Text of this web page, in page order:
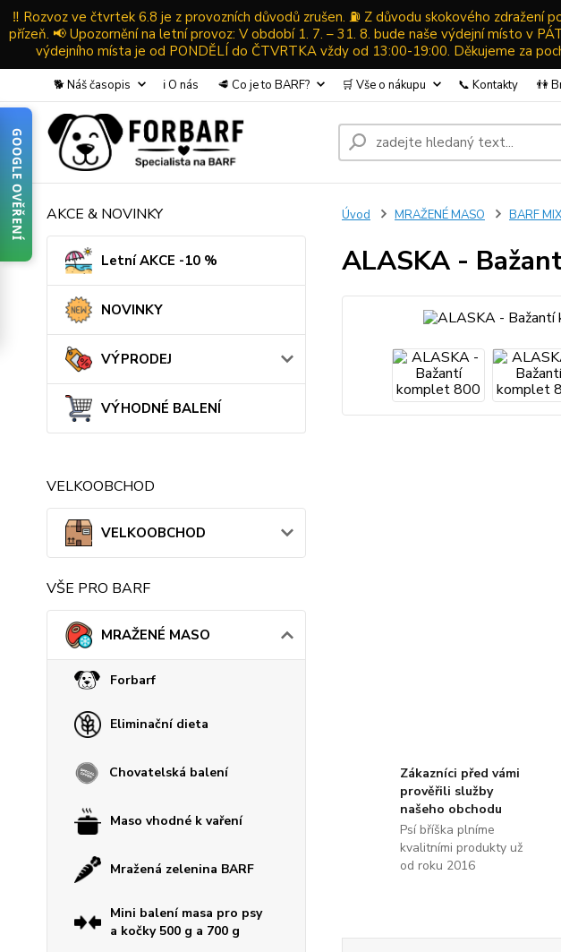
‼️ Rozvoz ve čtvrtek 6.8 je z provozních důvodů zrušen. ⛽ Z důvodu skokového zdražení
přízeň. 📢 Upozornění na letní provoz: V období 1. 7. – 31. 8. bude naše výdejní místo v
výdejního místa je od PONDĚLÍ do ČTVRTKA vždy od 13:00-19:00. Děkujeme za
🐕 Náš časopis ℹ️ O nás 🥩 Co je to BARF? 🛒 Vše o nákupu 📞 Kontakty 👫
AKCE & NOVINKY
Letní AKCE -10 %
NOVINKY
VÝPRODEJ
VÝHODNÉ BALENÍ
VELKOOBCHOD
VELKOOBCHOD
VŠE PRO BARF
MRAŽENÉ MASO
Forbarf
Eliminační dieta
Chovatelská balení
Maso vhodné k vaření
Mražená zelenina BARF
Mini balení masa pro psy
a kočky 500 g a 700 g
Úvod MRAŽENÉ MASO BARF
ALASKA -
Zákazníci před vámi
prověřili služby
našeho obchodu
Psí bříška plníme
kvalitními produkty už
od roku 2016
GOOGLE OVĚŘENÍ